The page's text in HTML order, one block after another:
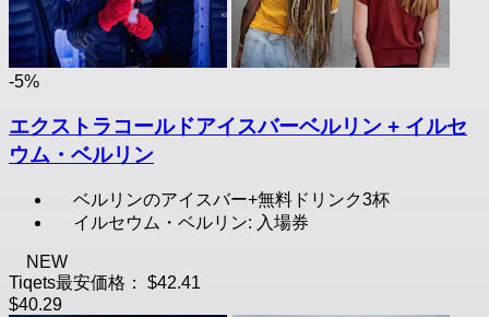
-5%
エクストラコールドアイスバーベルリン + イルセ
ウム・ベルリン
ベルリンのアイスバー+無料ドリンク3杯
イルセウム・ベルリン: 入場券
NEW
Tiqets最安価格：
$42.41
$40.29